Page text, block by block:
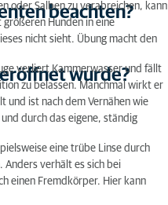
beachten?
oder Salben zu verabreichen, kann
größeren Hunden in eine
nicht sieht. Übung macht den
wurde?
verliert Kammerwasser und fällt
zu belassen. Manchmal wirkt er
und ist nach dem Vernähen wie
durch das eigene, ständig
eine trübe Linse durch
verhält es sich bei
einen Fremdkörper. Hier kann